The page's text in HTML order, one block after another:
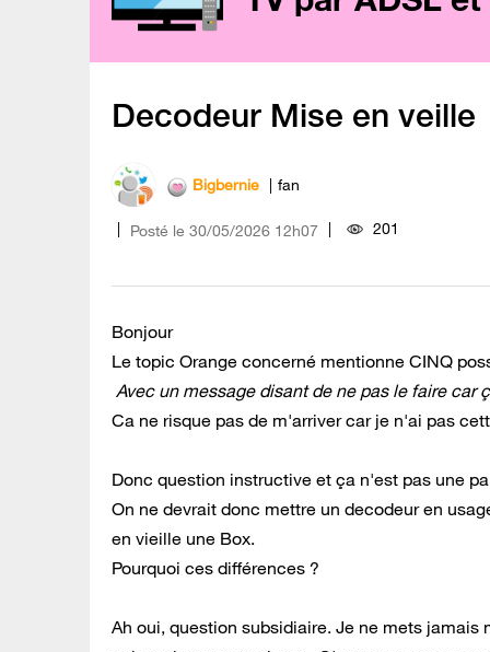
Decodeur Mise en veille
Bigbernie fan
Posté le ‎30/05/2026 12h07 201
Bonjour
Le topic Orange concerné mentionne CINQ
Avec un message disant de ne pas le faire car
Ca ne risque pas de m'arriver car je n'ai pas
Donc question instructive et ça n'est pas une
On ne devrait donc mettre un decodeur en
en vieille une Box.
Pourquoi ces différences ?
Ah oui, question subsidiaire. Je ne mets